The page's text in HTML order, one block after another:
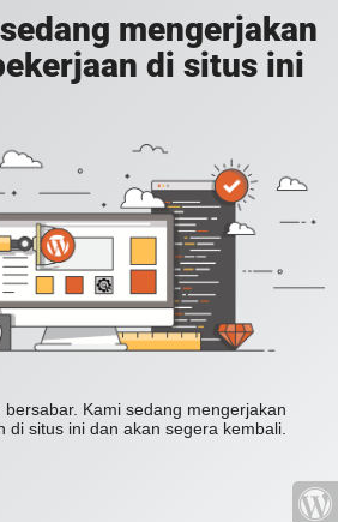
mengerjakan
di situs ini
bersabar. Kami sedang mengerjakan
di situs ini dan akan segera kembali.